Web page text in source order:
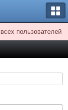
пользователей